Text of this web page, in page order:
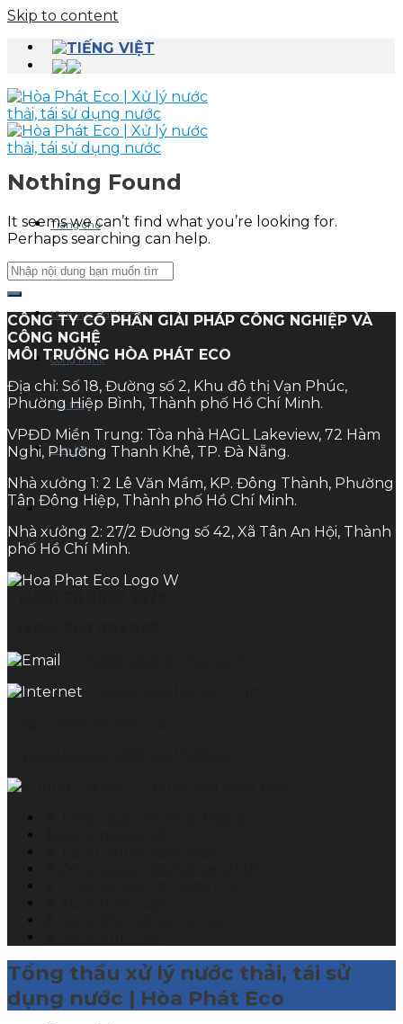
Skip to content
Trang chủ
Giới thiệu
Lĩnh vực – giải pháp
Công nghệ
Tin tức
Liên hệ
Nothing Found
It seems we can’t find what you’re looking for.
Perhaps searching can help.
CÔNG TY CỔ PHẦN GIẢI PHÁP CÔNG NGHIỆP VÀ
CÔNG NGHỆ
MÔI TRƯỜNG HÒA PHÁT ECO
Địa chỉ: Số 18, Đường số 2, Khu đô thị Vạn Phúc,
Phường Hiệp Bình, Thành phố Hồ Chí Minh.
VPĐD Miền Trung: Tòa nhà HAGL Lakeview, 72 Hàm
Nghi, Phường Thanh Khê, TP. Đà Nẵng.
Nhà xưởng 1: 2 Lê Văn Mầm, KP. Đông Thành, Phường
Tân Đông Hiệp, Thành phố Hồ Chí Minh.
Nhà xưởng 2: 27/2 Đường số 42, Xã Tân An Hội, Thành
phố Hồ Chí Minh.
Tổng thầu xử lý nước thải, tái sử
dụng nước | Hòa Phát Eco